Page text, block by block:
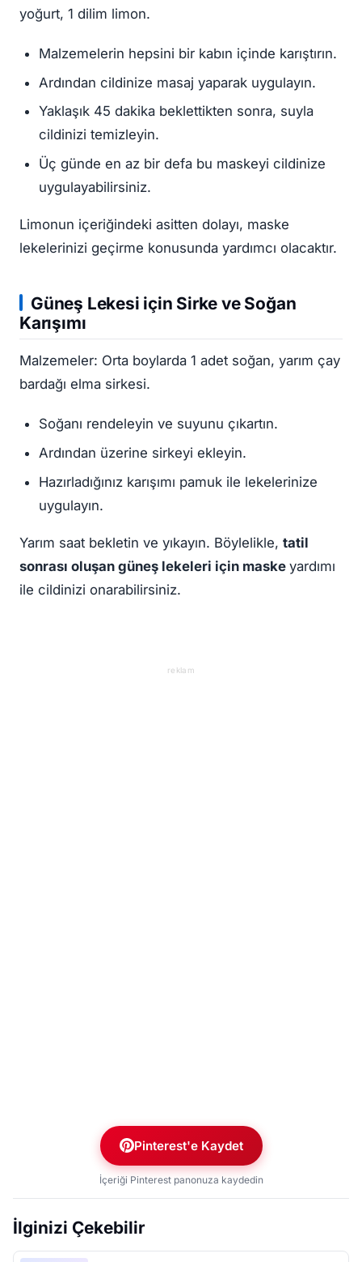
yoğurt, 1 dilim limon.
Malzemelerin hepsini bir kabın içinde karıştırın.
Ardından cildinize masaj yaparak uygulayın.
Yaklaşık 45 dakika beklettikten sonra, suyla
cildinizi temizleyin.
Üç günde en az bir defa bu maskeyi cildinize
uygulayabilirsiniz.
Limonun içeriğindeki asitten dolayı, maske
lekelerinizi geçirme konusunda yardımcı olacaktır.
Güneş Lekesi için Sirke ve Soğan
Karışımı
Malzemeler: Orta boylarda 1 adet soğan, yarım çay
bardağı elma sirkesi.
Soğanı rendeleyin ve suyunu çıkartın.
Ardından üzerine sirkeyi ekleyin.
Hazırladığınız karışımı pamuk ile lekelerinize
uygulayın.
Yarım saat bekletin ve yıkayın. Böylelikle, tatil
sonrası oluşan güneş lekeleri için maske yardımı
ile cildinizi onarabilirsiniz.
reklam
Pinterest'e Kaydet
İçeriği Pinterest panonuza kaydedin
İlginizi Çekebilir